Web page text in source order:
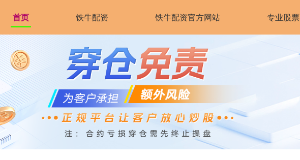
首页 铁牛配资 铁牛配资官方网站 专业股